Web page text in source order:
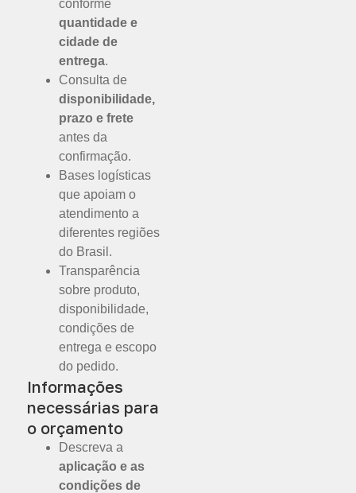
conforme
quantidade e
cidade de
entrega.
Consulta de
disponibilidade,
prazo e frete
antes da
confirmação.
Bases logísticas
que apoiam o
atendimento a
diferentes regiões
do Brasil.
Transparência
sobre produto,
disponibilidade,
condições de
entrega e escopo
do pedido.
Informações
necessárias para
o orçamento
Descreva a
aplicação e as
condições de